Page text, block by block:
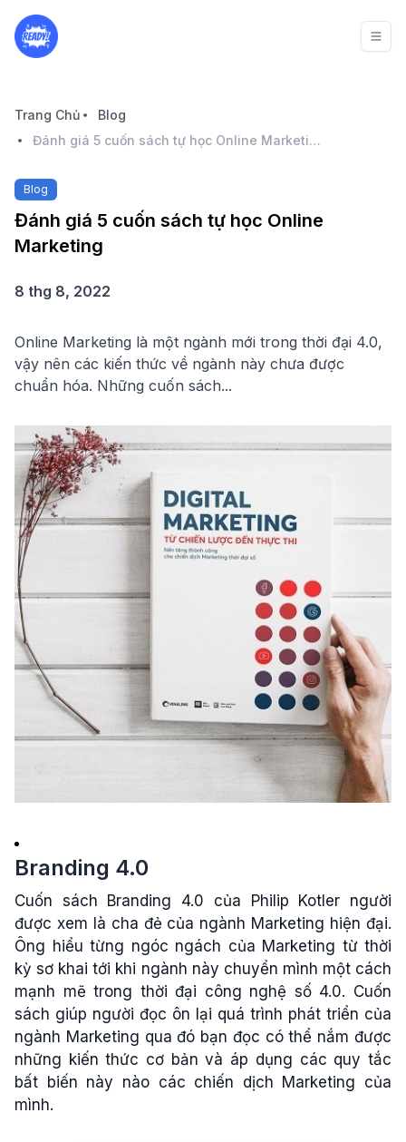
Trang Chủ
Blog
Đánh giá 5 cuốn sách tự học Online Marketing
Blog
Đánh giá 5 cuốn sách tự học Online
Marketing
8 thg 8, 2022
Online Marketing là một ngành mới trong thời đại 4.0,
vậy nên các kiến thức về ngành này chưa được
chuẩn hóa. Những cuốn sách...
Branding 4.0
Cuốn sách Branding 4.0 của Philip Kotler người
được xem là cha đẻ của ngành Marketing hiện đại.
Ông hiểu từng ngóc ngách của Marketing từ thời
kỳ sơ khai tới khi ngành này chuyển mình một cách
mạnh mẽ trong thời đại công nghệ số 4.0. Cuốn
sách giúp người đọc ôn lại quá trình phát triển của
ngành Marketing qua đó bạn đọc có thể nắm được
những kiến thức cơ bản và áp dụng các quy tắc
bất biến này nào các chiến dịch Marketing của
mình.